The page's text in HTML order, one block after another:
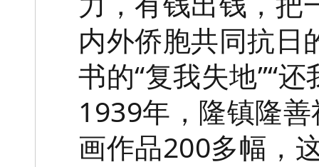
内外侨胞共同抗日
书的“复我失地”“
1939年，隆镇隆
画作品200多幅，